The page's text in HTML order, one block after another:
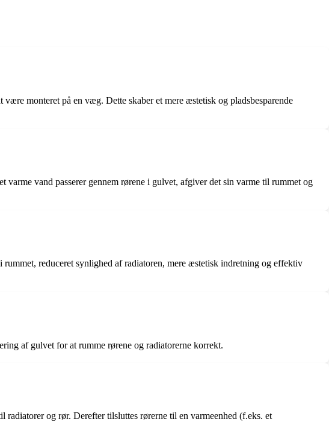
monteret på en væg. Dette skaber et mere æstetisk og pladsbesparende
vand passerer gennem rørene i gulvet, afgiver det sin varme til rummet og
reduceret synlighed af radiatoren, mere æstetisk indretning og effektiv
af gulvet for at rumme rørene og radiatorerne korrekt.
og rør. Derefter tilsluttes rørerne til en varmeenhed (f.eks. et